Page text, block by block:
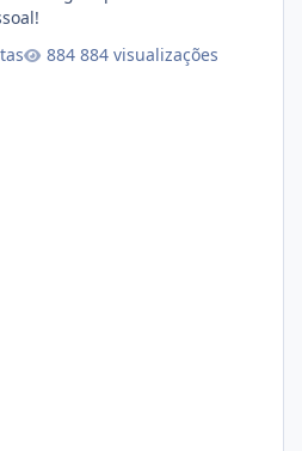
884 visualizações